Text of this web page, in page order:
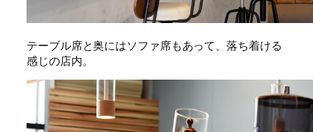
テーブル席と奥にはソファ席もあって、落ち着ける
感じの店内。